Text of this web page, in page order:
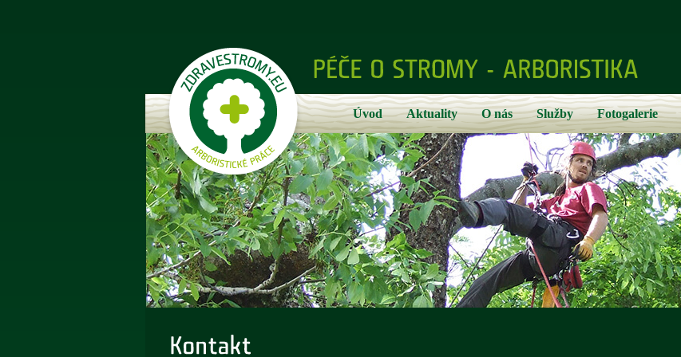
Úvod Aktuality O nás Služby Fotogalerie